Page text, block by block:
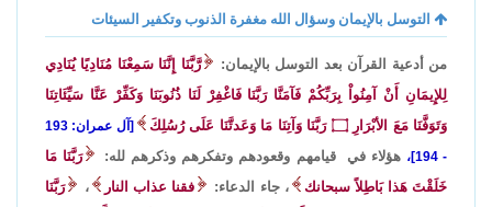
التوسل بالإيمان وسؤال الله مغفرة الذنوب وتكفير السيئات
من أدعية القرآن بعد التوسل بالإيمان:
رَّبَّنَا إِنَّنَا سَمِعْنَا مُنَادِيًا يُنَادِي
لِلإِيمَانِ أَنْ آمِنُواْ بِرَبِّكُمْ فَآمَنَّا رَبَّنَا فَاغْفِرْ لَنَا ذُنُوبَنَا وَكَفِّرْ عَنَّا سَيِّئَاتِنَا
وَتَوَفَّنَا مَعَ الأبْرَارِ ۝ رَبَّنَا وَآتِنَا مَا وَعَدتَّنَا عَلَى رُسُلِكَ
[آل عمران: 193
- 194]،
هؤلاء في قيامهم وقعودهم وتفكرهم وذكرهم لله:
رَبَّنَا مَا
خَلَقْتَ هَذا بَاطِلاً سبحانك
، جاء الدعاء: فقنا عذاب النار ،
رَبَّنَا